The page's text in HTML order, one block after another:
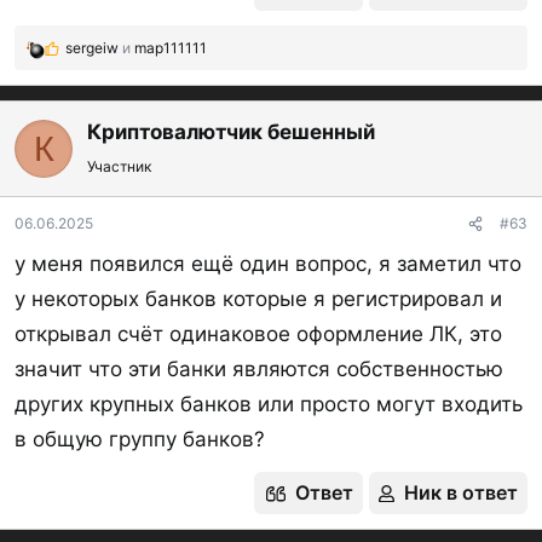
Play;AppStore)
1.3. Настройка компьютера (самый сложный
этап):
последней версии.
Качаем плагинКриптоПро для браузера(нужна
регистрация на сайте) и устанавливаем его.
Важно: как правило стать клиентом банка через
ЕБС можно только через компьютер (интернет-
банк; ИБ). Но есть банки (например, РСХБ), где
приложение (МБ), т.е. настраивать компьютер не
Р
е
а
к
и
и
:
sergeiw и map111111
К Криптовалютчик бешенный
Участник
06.06.2025 #63
у меня появился ещё один вопрос, я заметил что
у некоторых банков которые я регистрировал и
открывал счёт одинаковое оформление ЛК, это
значит что эти банки являются собственностью
других крупных банков или просто могут входить
в общую группу банков?
Ответ Ник в ответ